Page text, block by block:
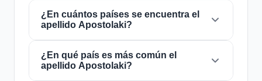
Actualmente hay aproximadamente2.189
personascon el apellido
el mundo. Esto significa que aproximadamente
1 de cada 3,654,637 personasen el mundo
lleva este apellido. Se encuentra presente en
¿En cuántos países se encuentra el
apellido Apostolaki?
El apellidoApostolakiestá presente en
paísesde todo el mundo. Esto lo clasifica
¿En qué país es más común el
apellido Apostolaki?